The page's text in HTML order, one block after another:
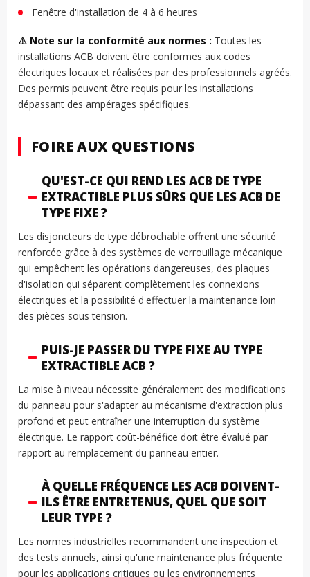
Fenêtre d'installation de 4 à 6 heures
⚠️ Note sur la conformité aux normes : Toutes les
installations ACB doivent être conformes aux codes
électriques locaux et réalisées par des professionnels agréés.
Des permis peuvent être requis pour les installations
dépassant des ampérages spécifiques.
FOIRE AUX QUESTIONS
QU'EST-CE QUI REND LES ACB DE TYPE
EXTRACTIBLE PLUS SÛRS QUE LES ACB DE
TYPE FIXE ?
Les disjoncteurs de type débrochable offrent une sécurité
renforcée grâce à des systèmes de verrouillage mécanique
qui empêchent les opérations dangereuses, des plaques
d'isolation qui séparent complètement les connexions
électriques et la possibilité d'effectuer la maintenance loin
des pièces sous tension.
PUIS-JE PASSER DU TYPE FIXE AU TYPE
EXTRACTIBLE ACB ?
La mise à niveau nécessite généralement des modifications
du panneau pour s'adapter au mécanisme d'extraction plus
profond et peut entraîner une interruption du système
électrique. Le rapport coût-bénéfice doit être évalué par
rapport au remplacement du panneau entier.
À QUELLE FRÉQUENCE LES ACB DOIVENT-
ILS ÊTRE ENTRETENUS, QUEL QUE SOIT
LEUR TYPE ?
Les normes industrielles recommandent une inspection et
des tests annuels, ainsi qu'une maintenance plus fréquente
pour les applications critiques ou les environnements